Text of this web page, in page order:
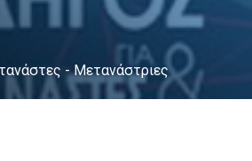
- Μετανάστριες